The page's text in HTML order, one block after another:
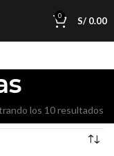
0 S/0.00
los 10 resultados